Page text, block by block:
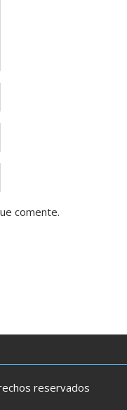
comente.
reservados